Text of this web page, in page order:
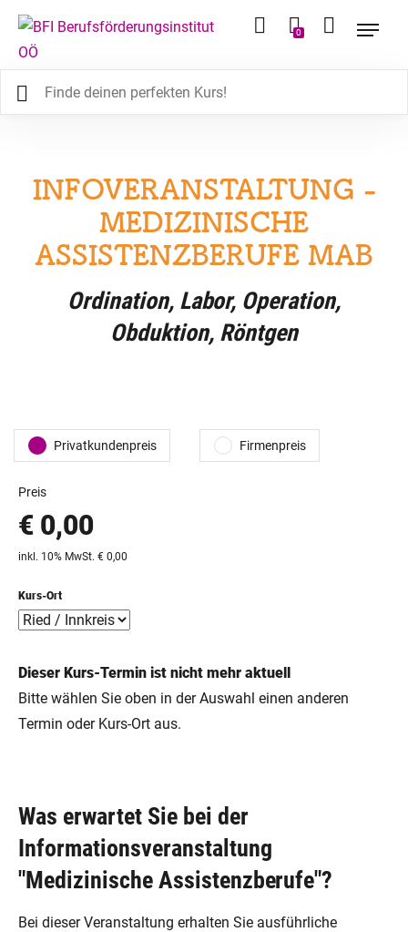
0
INFOVERANSTALTUNG -
MEDIZINISCHE
ASSISTENZBERUFE MAB
Ordination, Labor, Operation,
Obduktion, Röntgen
Was erwartet Sie bei der
Informationsveranstaltung
"Medizinische Assistenzberufe"?
Bei dieser Veranstaltung erhalten Sie ausführliche
Kurs-Ort
Privatkundenpreis Firmenpreis
Preis
€ 0,00
inkl. 10% MwSt. € 0,00
Dieser Kurs-Termin ist nicht mehr aktuell
Bitte wählen Sie oben in der Auswahl einen anderen
Termin oder Kurs-Ort aus.